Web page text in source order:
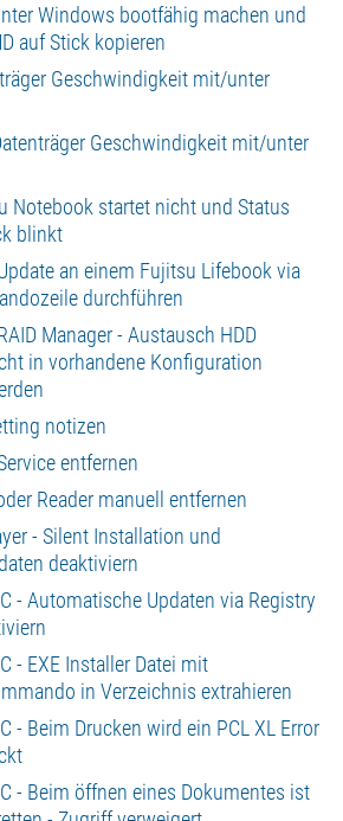
Windows bootfähig machen und
auf Stick kopieren
Geschwindigkeit mit/unter
Geschwindigkeit mit/unter
Notebook startet nicht und Status
blinkt
an einem Fujitsu Lifebook via
durchführen
Manager - Austausch HDD
in vorhandene Konfiguration
notizen
entfernen
Reader manuell entfernen
- Silent Installation und
deaktiviern
- Automatische Updaten via Registry
- EXE Installer Datei mit
in Verzeichnis extrahieren
- Beim Drucken wird ein PCL XL Error
- Beim öffnen eines Dokumentes ist